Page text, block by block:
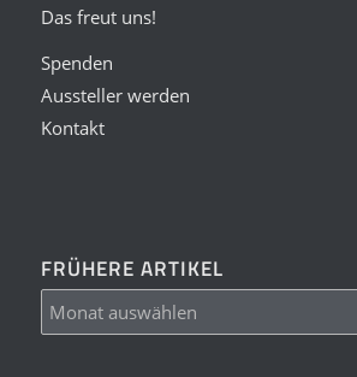
Das freut uns!
Spenden
Aussteller werden
Kontakt
FRÜHERE ARTIKEL